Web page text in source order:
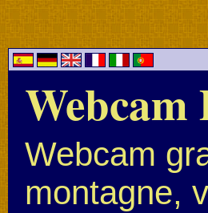
Webcam
montagne,